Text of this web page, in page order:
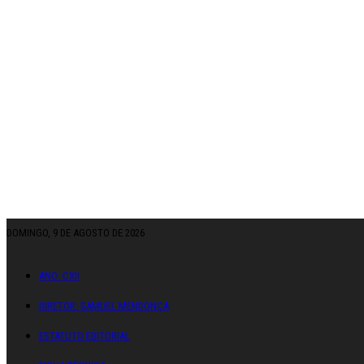
DOMINGO, 9 DE AGOSTO DE 2026
ANO: CXII
DIRETOR: SAMUEL MENDONÇA
ESTATUTO EDITORIAL